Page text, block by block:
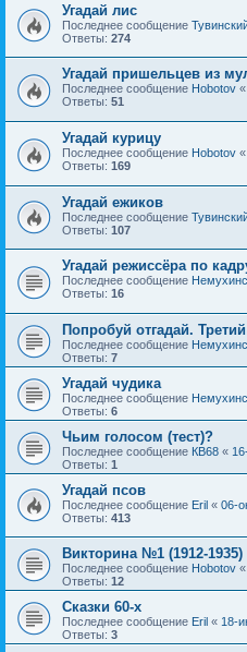
Угадай лис
Последнее сообщение
Ответы: 274
Угадай пришельцев из
Последнее сообщение Hobotov «
Ответы: 51
Угадай курицу
Последнее сообщение Hobotov «
Ответы: 169
Угадай ежиков
Последнее сообщение
Ответы: 107
Угадай режиссёра по
Последнее сообщение
Ответы: 16
Попробуй отгадай.
Последнее сообщение
Ответы: 7
Угадай чудика
Последнее сообщение
Ответы: 6
Чьим голосом (тест)?
Последнее сообщение КВ68 «
Ответы: 1
Угадай псов
Последнее сообщение Eril « 06-
Ответы: 413
Викторина №1 (1912-1935)
Последнее сообщение Hobotov «
Ответы: 12
Сказки 60-х
Последнее сообщение Eril « 18-
Ответы: 3